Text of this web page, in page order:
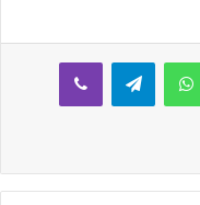
واتساب تيلقرام ڤايبر